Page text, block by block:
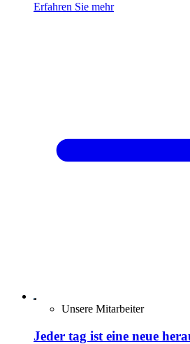
Erfahren Sie mehr
Unsere Mitarbeiter
Jeder tag ist eine neue